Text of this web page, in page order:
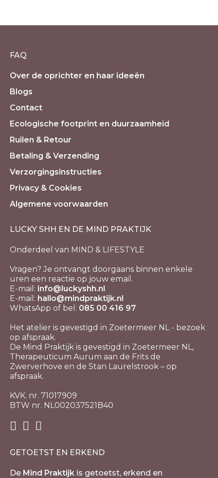
FAQ
Over de oprichter en haar ideeën
Blogs
Contact
Ecologische footprint en duurzaamheid
Ruilen & Retour
Betaling & Verzending
Verzorgingsinstructies
Privacy & Cookies
Algemene voorwaarden
LUCKY SHH EN DE MIND PRAKTIJK
Onderdeel van MIND & LIFESTYLE
Vragen? Je ontvangt doorgaans binnen enkele
uren een reactie op jouw email.
E-mail: info@luckyshh.nl
E-mail: hallo@mindpraktijk.nl
WhatsApp of bel: 085 00 416 97
Het atelier is gevestigd in Zoetermeer NL - bezoek
op afspraak.
De Mind Praktijk is gevestigd in Zoetermeer NL,
Therapeuticum Aurum aan de Frits de
Zwerverhove en de Stan Laurelstrook – op
afspraak.
KVK. nr. 71017909
BTW nr. NL002037521B40
GETOETST EN ERKEND
De Mind Praktijk is getoetst, erkend en